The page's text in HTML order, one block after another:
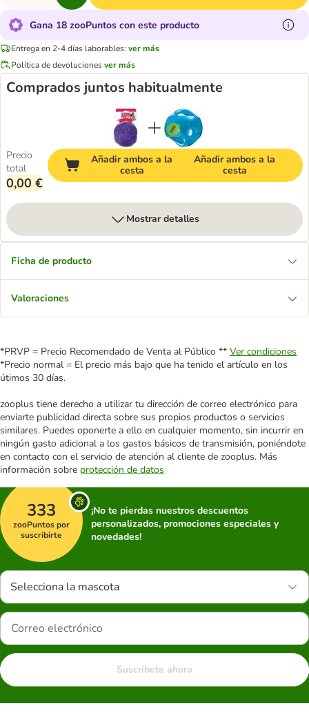
Gana 18 zooPuntos con este producto
Entrega en 2-4 días laborables: ver más
Política de devolucionesver más
Comprados juntos habitualmente
Precio
total
0,00 €
Añadir ambos a la
cesta
Añadir ambos a la
cesta
Mostrar detalles
Ficha de producto
Valoraciones
*PRVP = Precio Recomendado de Venta al Público ** Ver condiciones
*Precio normal = El precio más bajo que ha tenido el artículo en los
útimos 30 días.
zooplus tiene derecho a utilizar tu dirección de correo electrónico para
enviarte publicidad directa sobre sus propios productos o servicios
similares. Puedes oponerte a ello en cualquier momento, sin incurrir en
ningún gasto adicional a los gastos básicos de transmisión, poniéndote
en contacto con el servicio de atención al cliente de zooplus. Más
información sobre protección de datos
333
zooPuntos por
suscribirte
¡No te pierdas nuestros descuentos
personalizados, promociones especiales y
novedades!
Selecciona la mascota
Suscríbete ahora